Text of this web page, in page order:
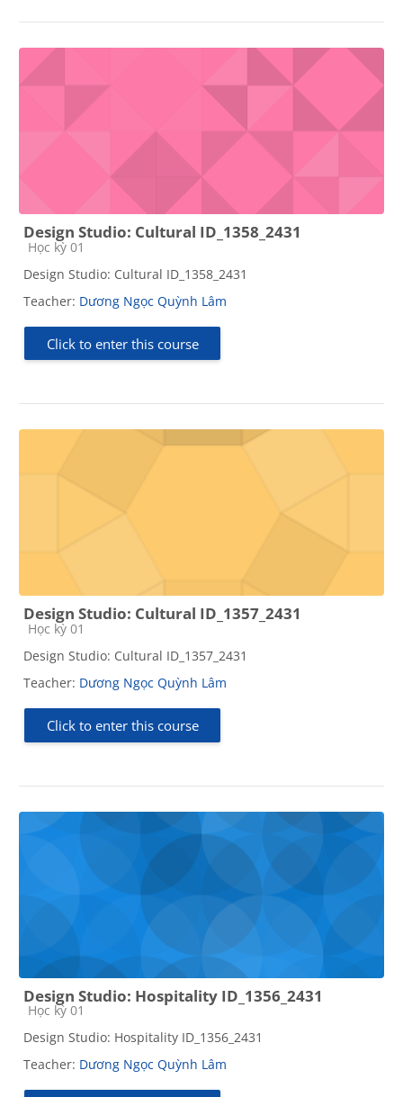
Design Studio: Cultural ID_1358_2431
Course category
Học kỳ 01
Design Studio: Cultural ID_1358_2431
Teacher: Dương Ngọc Quỳnh Lâm
Click to enter this course
Design Studio: Cultural ID_1357_2431
Course category
Học kỳ 01
Design Studio: Cultural ID_1357_2431
Teacher: Dương Ngọc Quỳnh Lâm
Click to enter this course
Design Studio: Hospitality ID_1356_2431
Course category
Học kỳ 01
Design Studio: Hospitality ID_1356_2431
Teacher: Dương Ngọc Quỳnh Lâm